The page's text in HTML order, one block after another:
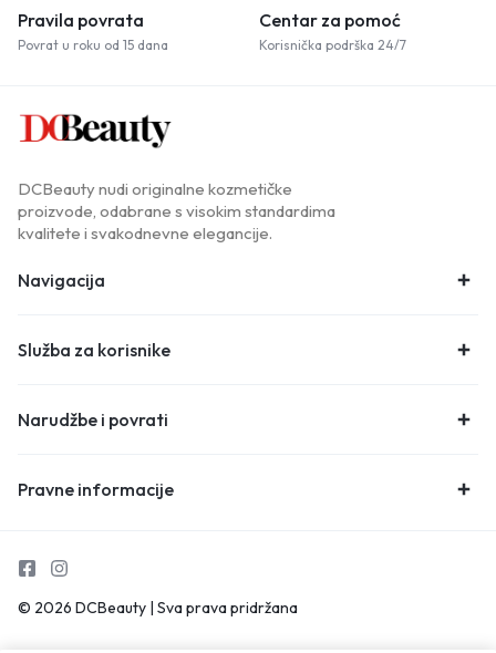
Pravila povrata
Povrat u roku od 15 dana
Centar za pomoć
Korisnička podrška 24/7
DCBeauty nudi originalne kozmetičke
proizvode, odabrane s visokim standardima
kvalitete i svakodnevne elegancije.
Navigacija
Služba za korisnike
Narudžbe i povrati
Pravne informacije
© 2026 DCBeauty | Sva prava pridržana